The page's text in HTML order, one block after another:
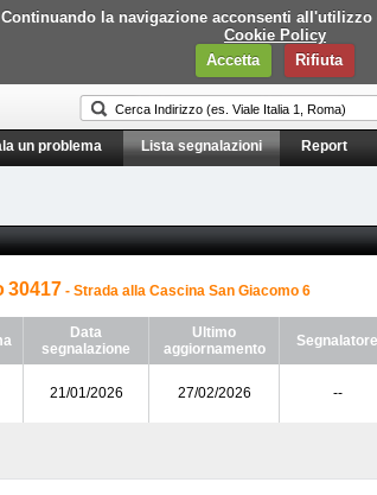
la navigazione acconsenti
Cookie Policy
Accetta
Rifiuta
un problema Lista segnalazioni Report
30417 - Strada alla Cascina San Giacomo 6
Data
segnalazione
Ultimo
aggiornamento
Segnalatore
21/01/2026 27/02/2026 --